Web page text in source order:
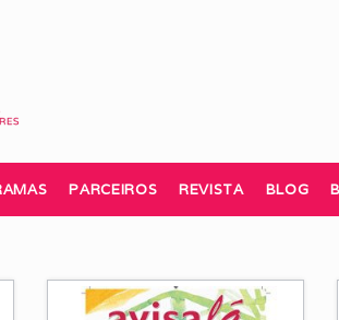
PARCEIROS REVISTA BLOG